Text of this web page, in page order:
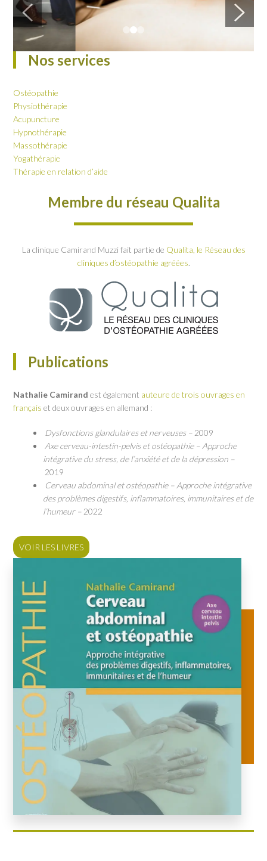
Nos services
Ostéopathie
Physiothérapie
Acupuncture
Hypnothérapie
Massothérapie
Yogathérapie
Thérapie en relation d’aide
Membre du réseau Qualita
La clinique Camirand Muzzi fait partie de Qualita, le Réseau des
cliniques d’ostéopathie agréées.
Publications
Nathalie Camirand est également auteure de trois ouvrages en
français et deux ouvrages en allemand :
Dysfonctions glandulaires et nerveuses – 2009
Axe cerveau-intestin-pelvis et ostéopathie – Approche
intégrative du stress, de l’anxiété et de la dépression –
2019
Cerveau abdominal et ostéopathie – Approche intégrative
des problèmes digestifs, inflammatoires, immunitaires et de
l’humeur – 2022
VOIR LES LIVRES